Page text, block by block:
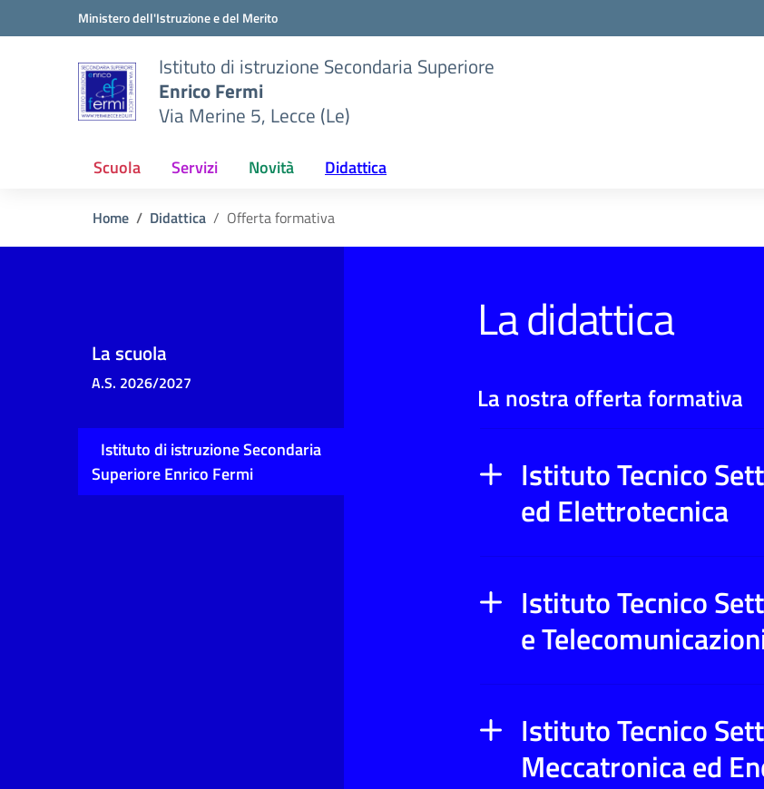
Vai ai contenuti
Vai al menu di navigazioneMinistero dell'Istruzione e del Merito
Istituto di istruzione Secondaria Superiore
Enrico Fermi
Via Merine 5, Lecce (Le)
Scuola Servizi Novità Didattica
Home Didattica Offerta formativa
La didattica
La nostra offerta formativa
La scuola
A.S. 2026/2027
Istituto di istruzione Secondaria
Superiore Enrico Fermi
Istituto Tecnico
ed Elettrotecnica
Istituto Tecnico
e
Istituto Tecnico
Meccatronica ed